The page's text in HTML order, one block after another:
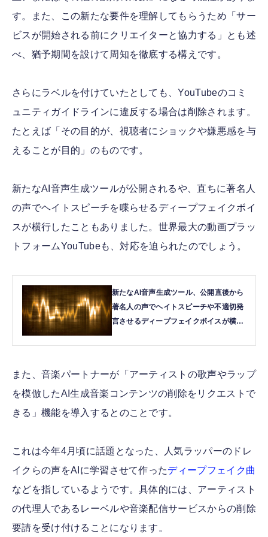
す。また、この新たな要件を理解してもらうため「サー
ビスが開始される前にクリエイターと協力する」とも述
べ、猶予期間を設けて周知を徹底する構えです。
さらにラベルを付けていたとしても、YouTubeのコミ
ュニティガイドラインに違反する場合は削除されます。
たとえば「その目的が、視聴者にショックや嫌悪感を与
えることが目的」のものです。
新たなAI音声生成ツールが公開されるや、直ちに著名人
の声でヘイトスピーチを喋らせるディープフェイクボイ
スが横行したこともありました。世界最大の動画プラッ
トフォームYouTubeも、対応を迫られたのでしょう。
新たなAI音声生成ツール、公開直後から
著名人の声でヘイトスピーチや不適切発
言させるディープフェイクボイスが横行
また、音楽パートナーが「アーティストの歌声やラップ
を模倣したAI生成音楽コンテンツの削除をリクエストで
きる」機能を導入するとのことです。
これは今年4月頃に話題となった、人気ラッパーのドレ
イクらの声をAIに学習させて作ったディープフェイク曲
などを指しているようです。具体的には、アーティスト
の代理人であるレーベルや音楽配信サービスからの削除
要請を受け付けることになります。